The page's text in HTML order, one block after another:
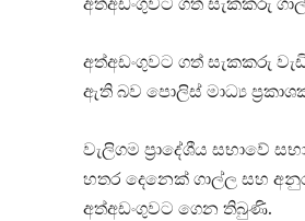
අත්අඩංගුවට ගත් සැකකරු
ඇති බව පොලිස් මාධ්‍ය
වැලිගම ප්‍රාදේශීය සභාවේ
හතර දෙනෙක් ගාල්ල සහ
අත්අඩංගුවට ගෙන තිබුණි.